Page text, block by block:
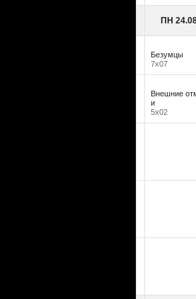
ПН
Безумцы
7х07
Внешние
и
5х02